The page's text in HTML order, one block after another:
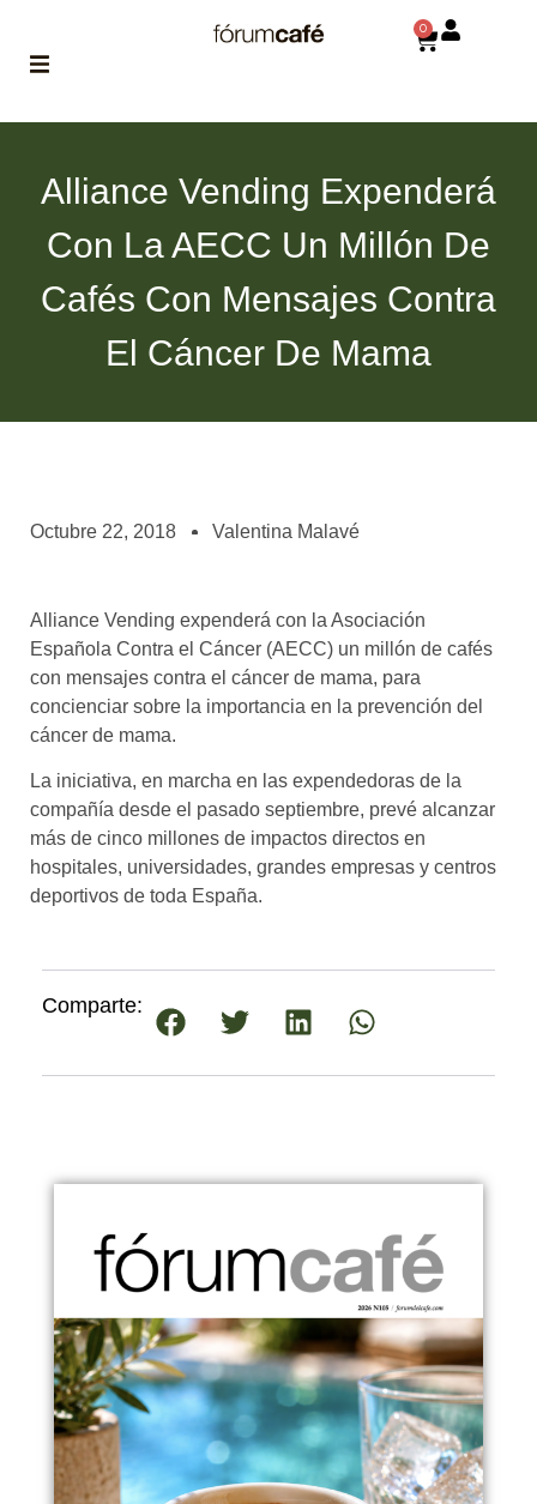
de fórum
BLOG
de fórum
es tu
asociados
el café siempre tiene
algo nuevo que
enseñarnos
BOLSA DE TRABAJO
¡te imaginas vivir de tu pasión
CONTACTO
¡queremos saber
de ti!
0
Alliance Vending Expenderá
Con La AECC Un Millón De
Cafés Con Mensajes Contra
El Cáncer De Mama
Octubre 22, 2018 Valentina Malavé
Alliance Vending expenderá con la Asociación
Española Contra el Cáncer (AECC) un millón de cafés
con mensajes contra el cáncer de mama, para
concienciar sobre la importancia en la prevención del
cáncer de mama.
La iniciativa, en marcha en las expendedoras de la
compañía desde el pasado septiembre, prevé alcanzar
más de cinco millones de impactos directos en
hospitales, universidades, grandes empresas y centros
deportivos de toda España.
Comparte: